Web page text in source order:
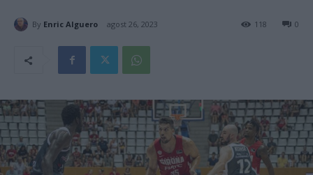
By Enric Alguero agost 26, 2023 0
118